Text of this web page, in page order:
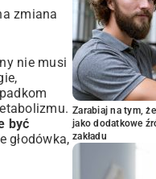
zmiana
nie musi
być
głodówka,
Zarabiaj na tym,
jako dodatkowe
zakładu